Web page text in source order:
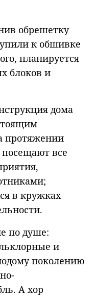
обрешетку
к обшивке
планируется
блоков и
дома
протяжении
все
в кружках
по душе:
и
поколению
А хор